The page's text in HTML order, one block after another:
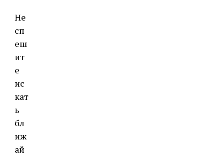
Не
сп
еш
ит
е
ис
кат
ь
бл
иж
ай